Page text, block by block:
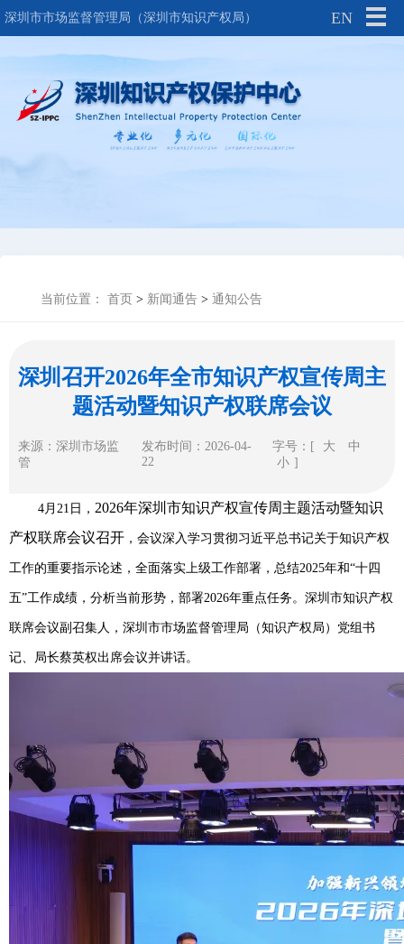
深圳市市场监督管理局（深圳市知识产权局） EN
当前位置： 首页 > 新闻通告 > 通知公告
深圳召开2026年全市知识产权宣传周主
题活动暨知识产权联席会议
来源：深圳市场监
管
发布时间：2026-04-
22
字号：[ 大
中
小 ]
4月21日， 2026年深圳市知识产权宣传周主题活动暨知识
产权联席会议召开 ，会议深入学习贯彻习近平总书记关于知识产权
工作的重要指示论述，全面落实上级工作部署，总结2025年和“十四
五”工作成绩，分析当前形势，部署2026年重点任务。深圳市知识产权
联席会议副召集人，深圳市市场监督管理局（知识产权局）党组书
记、局长蔡英权出席会议并讲话。